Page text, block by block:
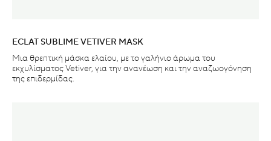
ECLAT SUBLIME VETIVER MASK
Μια θρεπτική μάσκα ελαίου, με το γαλήνιο άρωμα του
εκχυλίσματος Vetiver, για την ανανέωση και την αναζωογόνηση
της επιδερμίδας.